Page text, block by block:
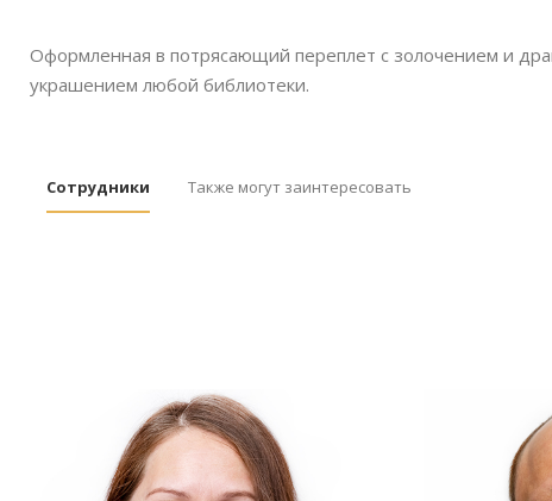
Оформленная в потрясающий переплет с золочением и
украшением любой библиотеки.
Сотрудники Также могут заинтересовать